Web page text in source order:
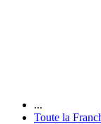
...
Toute la